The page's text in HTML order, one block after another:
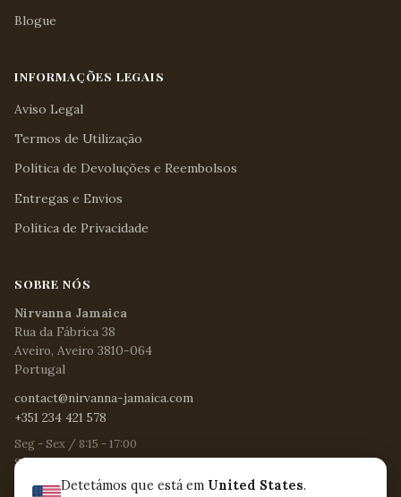
Detetámos que está em United States.
Blogue
INFORMAÇÕES LEGAIS
Aviso Legal
Termos de Utilização
Política de Devoluções e Reembolsos
Entregas e Envios
Política de Privacidade
SOBRE NÓS
Nirvanna Jamaica
Rua da Fábrica 38
Aveiro, Aveiro 3810-064
Portugal
contact@nirvanna-jamaica.com
+351 234 421 578
Seg - Sex / 8:15 - 17:00
Sáb / 8:30 - 12:30
Dom e Feriados / Encerrado